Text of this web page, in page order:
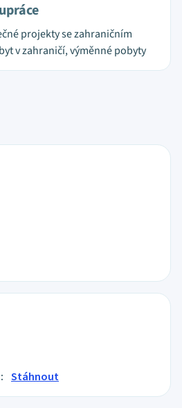
projekty se zahraničním
v zahraničí, výměnné pobyty
Stáhnout